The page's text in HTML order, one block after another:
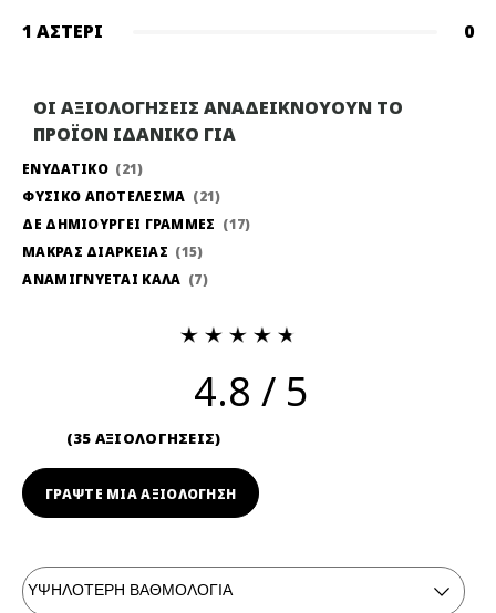
1 ΑΣΤΈΡΙ 0
ΟΙ ΑΞΙΟΛΟΓΗΣΕΙΣ ΑΝΑΔΕΙΚΝΟΥΟΥΝ ΤΟ
ΠΡΟΪΟΝ ΙΔΑΝΙΚΟ ΓΙΑ
ΕΝΥΔΑΤΙΚΟ
21
ΦΥΣΙΚΟ ΑΠΟΤΕΛΕΣΜΑ
21
ΔΕ ΔΗΜΙΟΥΡΓΕΙ ΓΡΑΜΜΕΣ
17
ΜΑΚΡΑΣ ΔΙΑΡΚΕΙΑΣ
15
ΑΝΑΜΙΓΝΥΕΤΑΙ ΚΑΛΑ
7
4.8
35 ΑΞΙΟΛΟΓΗΣΕΙΣ
ΓΡΆΨΤΕ ΜΙΑ ΑΞΙΟΛΟΓΗΣΗ